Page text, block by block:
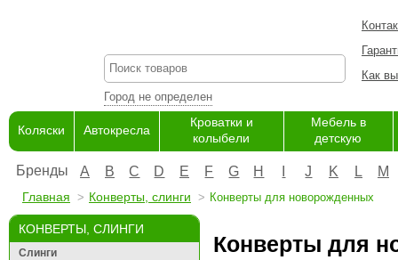
Город не определен
Как
Коляски Автокресла
Кроватки и
колыбели
Мебель в
детскую
Бренды A B C D E F G H J K L M
Главная Конверты, слинги Конверты для новорожденных
КОНВЕРТЫ, СЛИНГИ
Слинги
Конверты для